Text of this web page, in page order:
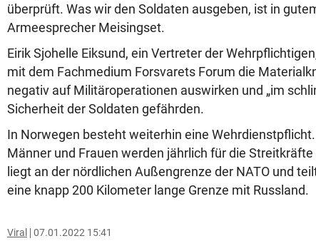
überprüft. Was wir den Soldaten ausgeben, ist in
Armeesprecher Meisingset.
Eirik Sjohelle Eiksund, ein Vertreter der
mit dem Fachmedium Forsvarets Forum die
negativ auf Militäroperationen auswirken und „im
Sicherheit der Soldaten gefährden.
In Norwegen besteht weiterhin eine
Männer und Frauen werden jährlich für die
liegt an der nördlichen Außengrenze der NATO und
eine knapp 200 Kilometer lange Grenze mit Russland.
Viral 07.01.2022 15:41